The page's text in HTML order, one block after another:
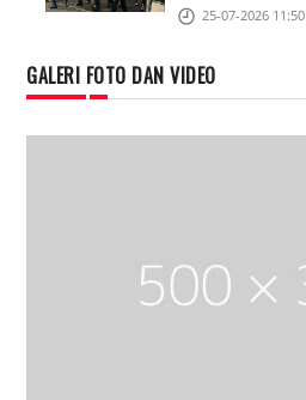
25-07-2026 11:50
GALERI FOTO DAN VIDEO